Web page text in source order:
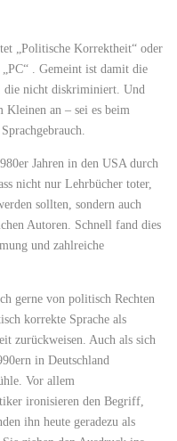
„Politische Korrektheit“ oder
. Gemeint ist damit die
die nicht diskriminiert. Und
Kleinen an – sei es beim
Jahren in den USA durch
nicht nur Lehrbücher toter,
sollten, sondern auch
Autoren. Schnell fand dies
und zahlreiche
gerne von politisch Rechten
korrekte Sprache als
zurückweisen. Auch als sich
in Deutschland
Vor allem
ironisieren den Begriff,
ihn heute geradezu als